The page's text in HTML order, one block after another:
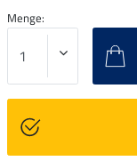
Menge: